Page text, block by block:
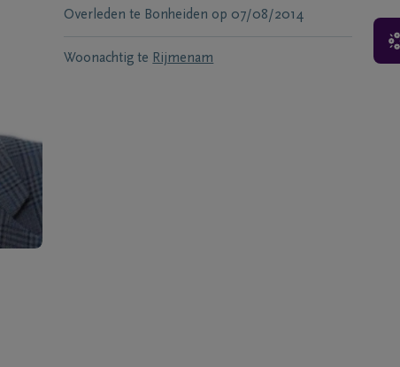
Overleden te Bonheiden op 07/08/2014
Woonachtig te Rijmenam